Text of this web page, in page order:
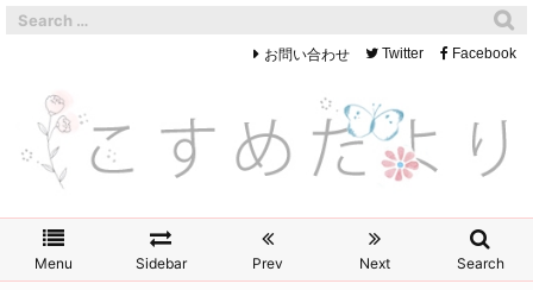
Menu Sidebar Prev Next Search
お問い合わせ Twitter Facebook